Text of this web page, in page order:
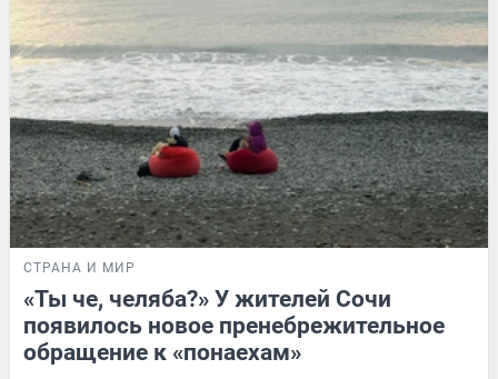
СТРАНА И МИР
«Ты че, челяба?» У жителей Сочи
появилось новое пренебрежительное
обращение к «понаехам»